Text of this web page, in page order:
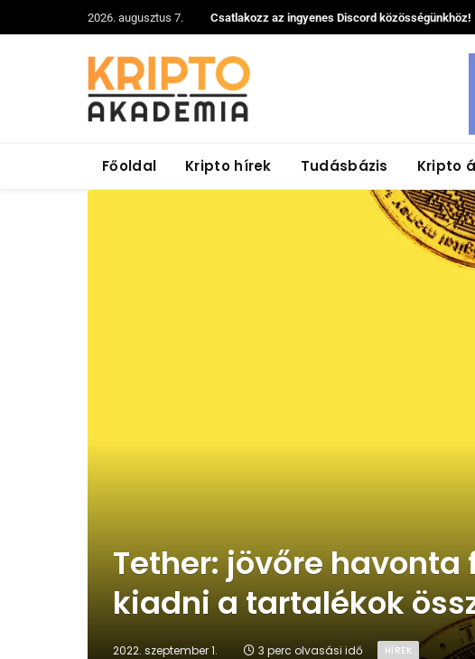
2026. augusztus 7. Csatlakozz az ingyenes Discord közösségünkhöz!
Főoldal Kripto hírek Tudásbázis Kripto
Tether: jövőre
kiadni a tartalékok
2022. szeptember 1. 3 perc olvasási idő HÍREK